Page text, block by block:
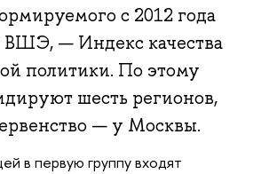
с 2012 года
— Индекс качества
политики. По этому
шесть регионов,
— у Москвы.
в первую группу входят